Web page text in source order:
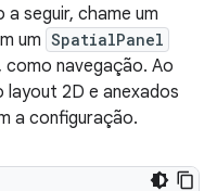
seguir, chame um
um SpatialPanel
navegação. Ao
2D e anexados
a configuração.